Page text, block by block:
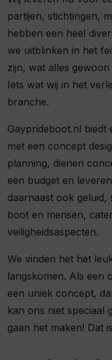
partijen, stichtingen,
hebben een heel
we uitblinken in het
zijn, wat alles
Iets wat wij in het
branche.
Gayprideboot.nl biedt
met een concept
planning, dienen
een budget en
daarnaast ook geluid,
boot en mensen,
veiligheidsaspecten.
We vinden het het
langskomen. Als een
een uniek concept,
kan ons niet speciaal
gaan het maken! Dat